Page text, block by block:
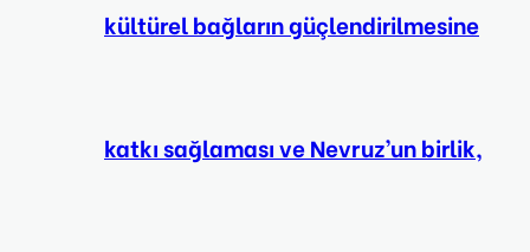
kültürel bağların güçlendirilmesine
katkı sağlaması ve Nevruz’un birlik,